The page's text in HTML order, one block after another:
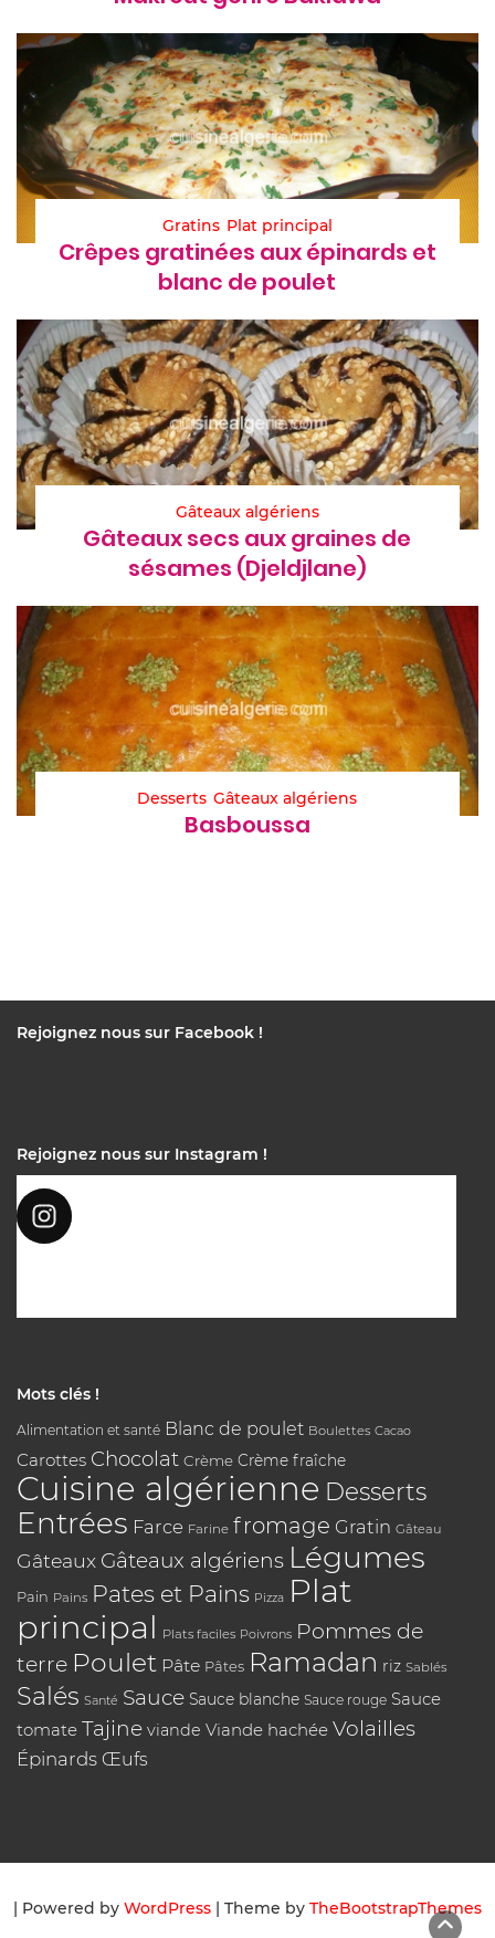
Gratins Plat principal
Crêpes gratinées aux épinards et
blanc de poulet
Gâteaux algériens
Gâteaux secs aux graines de
sésames (Djeldjlane)
Desserts Gâteaux algériens
Basboussa
Rejoignez nous sur Facebook !
Rejoignez nous sur Instagram !
Mots clés !
Alimentation et santé Blanc de poulet Boulettes Cacao
Carottes Chocolat Crème Crème fraîche
Cuisine algérienne Desserts
Entrées Farce Farine fromage Gratin Gâteau
Gâteaux Gâteaux algériens Légumes
Pain Pains Pates et Pains Pizza Plat
principal Plats faciles Poivrons Pommes de
terre Poulet Pâte Pâtes Ramadan riz Sablés
Salés Santé Sauce Sauce blanche Sauce rouge Sauce
tomate Tajine viande Viande hachée Volailles
Épinards Œufs
| Powered by WordPress | Theme by TheBootstrapThemes